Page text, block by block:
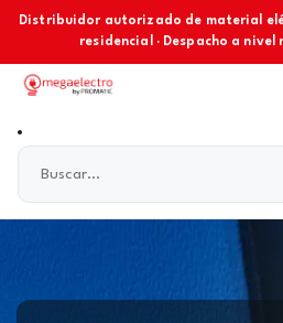
Ir al contenido
Distribuidor autorizado de material
residencial · Despacho a nivel